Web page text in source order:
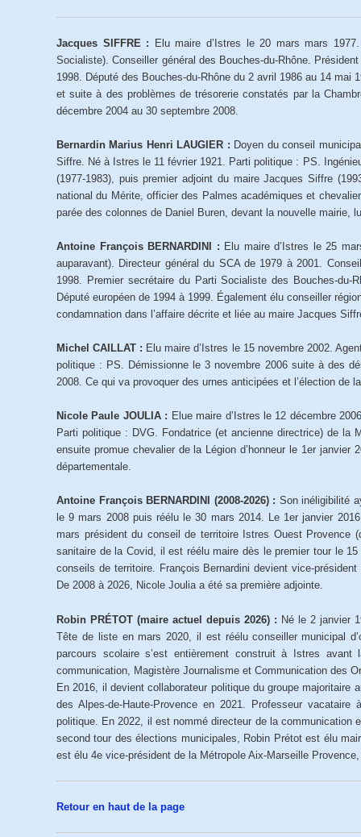
Jacques SIFFRE :
Elu maire d’Istres le 20 mars mars
Socialiste). Conseiller général des Bouches-du-Rhône.
1998. Député des Bouches-du-Rhône du 2 avril 1986 au 14
et suite à des problèmes de trésorerie constatés par la
décembre 2004 au 30 septembre 2008.
Bernardin Marius Henri LAUGIER : Doyen du conseil
Siffre. Né à Istres le 11 février 1921. Parti politique : PS.
(1977-1983), puis premier adjoint du maire Jacques Siffre
national du Mérite, officier des Palmes académiques et
parée des colonnes de Daniel Buren, devant la nouvelle mairie,
Antoine François BERNARDINI : Elu maire d’Istres le 25
auparavant). Directeur général du SCA de 1979 à 2001.
1998. Premier secrétaire du Parti Socialiste des Bouches-
Député européen de 1994 à 1999. Également élu conseiller
condamnation dans l’affaire décrite et liée au maire Jacques
Michel CAILLAT : Elu maire d’Istres le 15 novembre 2002.
politique : PS. Démissionne le 3 novembre 2006 suite à des
2008. Ce qui va provoquer des urnes anticipées et l’élection de
Nicole Paule JOULIA : Elue maire d’Istres le 12 décembre
Parti politique : DVG. Fondatrice (et ancienne directrice) de
ensuite promue chevalier de la Légion d’honneur le 1er
départementale.
Antoine François BERNARDINI (2008-2026) : Son inéligibilité
le 9 mars 2008 puis réélu le 30 mars 2014. Le 1er janvier
mars président du conseil de territoire Istres Ouest
sanitaire de la Covid, il est réélu maire dès le premier tour le
conseils de territoire. François Bernardini devient vice-
De 2008 à 2026, Nicole Joulia a été sa première adjointe.
Robin PRÉTOT (maire actuel depuis 2026) : Né le 2 janvier
Tête de liste en mars 2020, il est réélu conseiller municipal
parcours scolaire s’est entièrement construit à Istres
communication, Magistère Journalisme et Communication des
En 2016, il devient collaborateur politique du groupe majoritaire
des Alpes-de-Haute-Provence en 2021. Professeur
politique. En 2022, il est nommé directeur de la communication
second tour des élections municipales, Robin Prétot est élu
est élu 4e vice-président de la Métropole Aix-Marseille
Retour en haut de la page